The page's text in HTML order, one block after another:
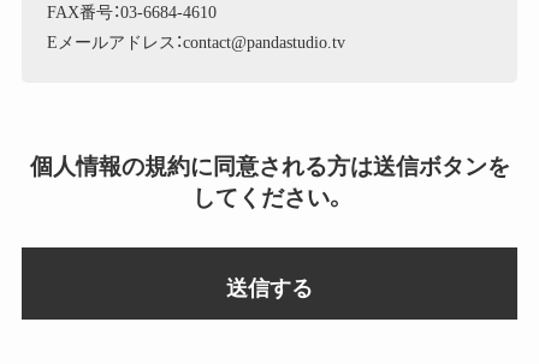
FAX番号：03-6684-4610
Eメールアドレス：contact@pandastudio.tv
個人情報の規約に同意される方は送信ボタンを
してください。